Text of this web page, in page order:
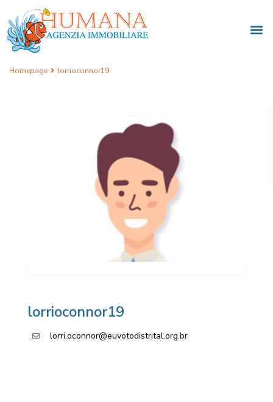
Homepage lorrioconnor19
lorrioconnor19
lorri.oconnor@euvotodistrital.org.br